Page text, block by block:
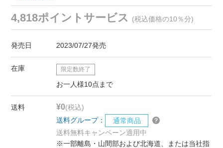
4,818ポイントサービス (税込価格の10％分)
発売日 2023/07/27発売
在庫 限定数終了
お一人様10点まで
送料 ¥0(税込)
送料グループ：
通常商品
送料無料キャンペーン適用中
※一部離島・山間部および北海道、または当社指